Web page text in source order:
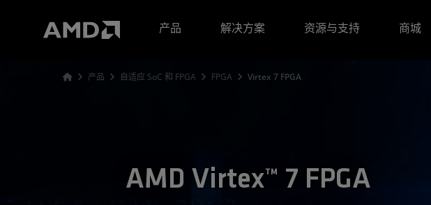
产品
解决方案 资源与支持 商城
产品 自适应 SoC 和 FPGA FPGA Virtex 7 FPGA
AMD Virtex™ 7 FPGA